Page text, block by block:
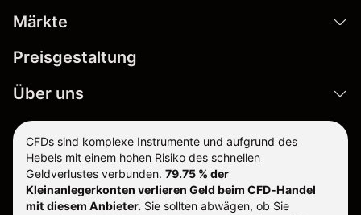
Märkte
Preisgestaltung
Über uns
CFDs sind komplexe Instrumente und aufgrund des
Hebels mit einem hohen Risiko des schnellen
Geldverlustes verbunden. 79.75 % der
Kleinanlegerkonten verlieren Geld beim CFD-Handel
mit diesem Anbieter. Sie sollten abwägen, ob Sie